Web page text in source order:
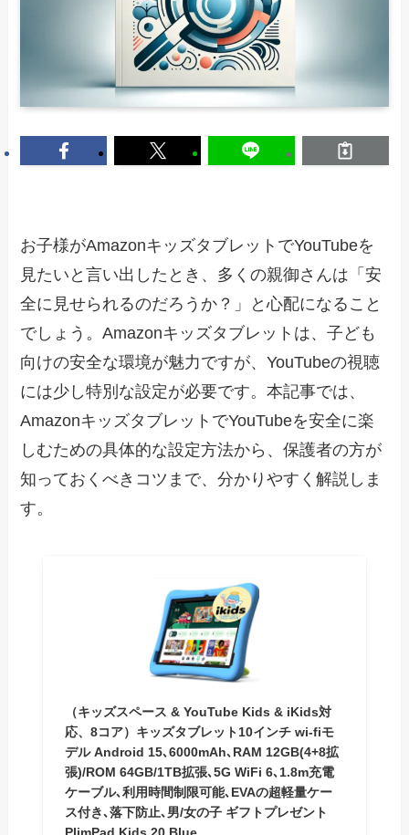
お子様がAmazonキッズタブレットでYouTubeを
見たいと言い出したとき、多くの親御さんは「安
全に見せられるのだろうか？」と心配になること
でしょう。Amazonキッズタブレットは、子ども
向けの安全な環境が魅力ですが、YouTubeの視聴
には少し特別な設定が必要です。本記事では、
AmazonキッズタブレットでYouTubeを安全に楽
しむための具体的な設定方法から、保護者の方が
知っておくべきコツまで、分かりやすく解説しま
す。
（キッズスペース & YouTube Kids & iKids対
応、8コア）キッズタブレット10インチ wi-fiモ
デル Android 15､6000mAh､RAM 12GB(4+8拡
張)/ROM 64GB/1TB拡張､5G WiFi 6､1.8m充電
ケーブル､利用時間制限可能､EVAの超軽量ケー
ス付き､落下防止､男/女の子 ギフトプレゼント
PlimPad Kids 20 Blue